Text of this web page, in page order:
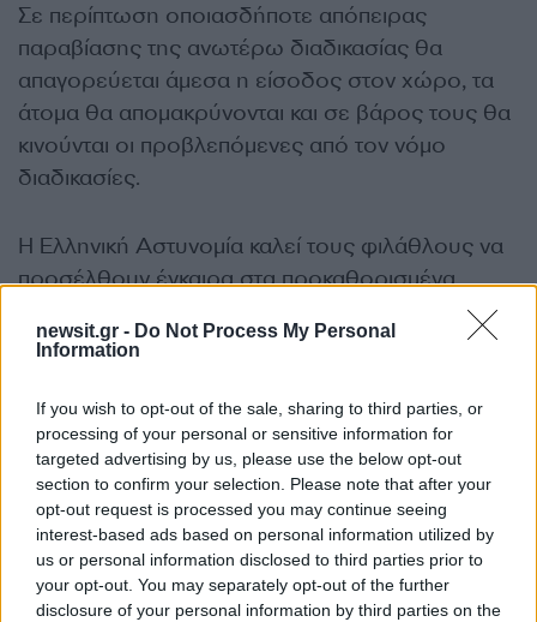
newsit.gr - Do Not Process My Personal
Information
If you wish to opt-out of the sale, sharing to third parties, or
processing of your personal or sensitive information for
targeted advertising by us, please use the below opt-out
section to confirm your selection. Please note that after your
opt-out request is processed you may continue seeing
interest-based ads based on personal information utilized by
us or personal information disclosed to third parties prior to
your opt-out. You may separately opt-out of the further
disclosure of your personal information by third parties on the
Σε περίπτωση οποιασδήποτε απόπειρας
παραβίασης της ανωτέρω διαδικασίας θα
απαγορεύεται άμεσα η είσοδος στον χώρο, τα
άτομα θα απομακρύνονται και σε βάρος τους θα
κινούνται οι προβλεπόμενες από τον νόμο
διαδικασίες.
Η Ελληνική Αστυνομία καλεί τους φιλάθλους να
προσέλθουν έγκαιρα στα προκαθορισμένα
σημεία συγκέντρωσης και να συμμορφώνονται
πλήρως με τις υποδείξεις των αστυνομικών
μην προσεγγίζουν την εγκατάσταση χωρίς τα
ανωτέρω δικαιολογητικά, προκειμένου να
διασφαλιστεί η ομαλή εφαρμογή των μέτρων
ασφαλείας και να αποφευχθούν καθυστερήσεις
ή φαινόμενα συνωστισμού.
Η εφαρμογή των μέτρων ασφαλείας θα είναι